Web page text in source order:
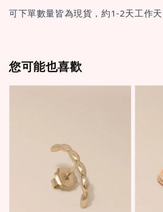
可下單數量皆為現貨，約1-2天工作天
您可能也喜歡